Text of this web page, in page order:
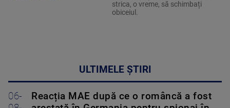
strica, o vreme, să schimbați
obiceiul.
ULTIMELE ȘTIRI
06-
Reacția MAE după ce o româncă a fost